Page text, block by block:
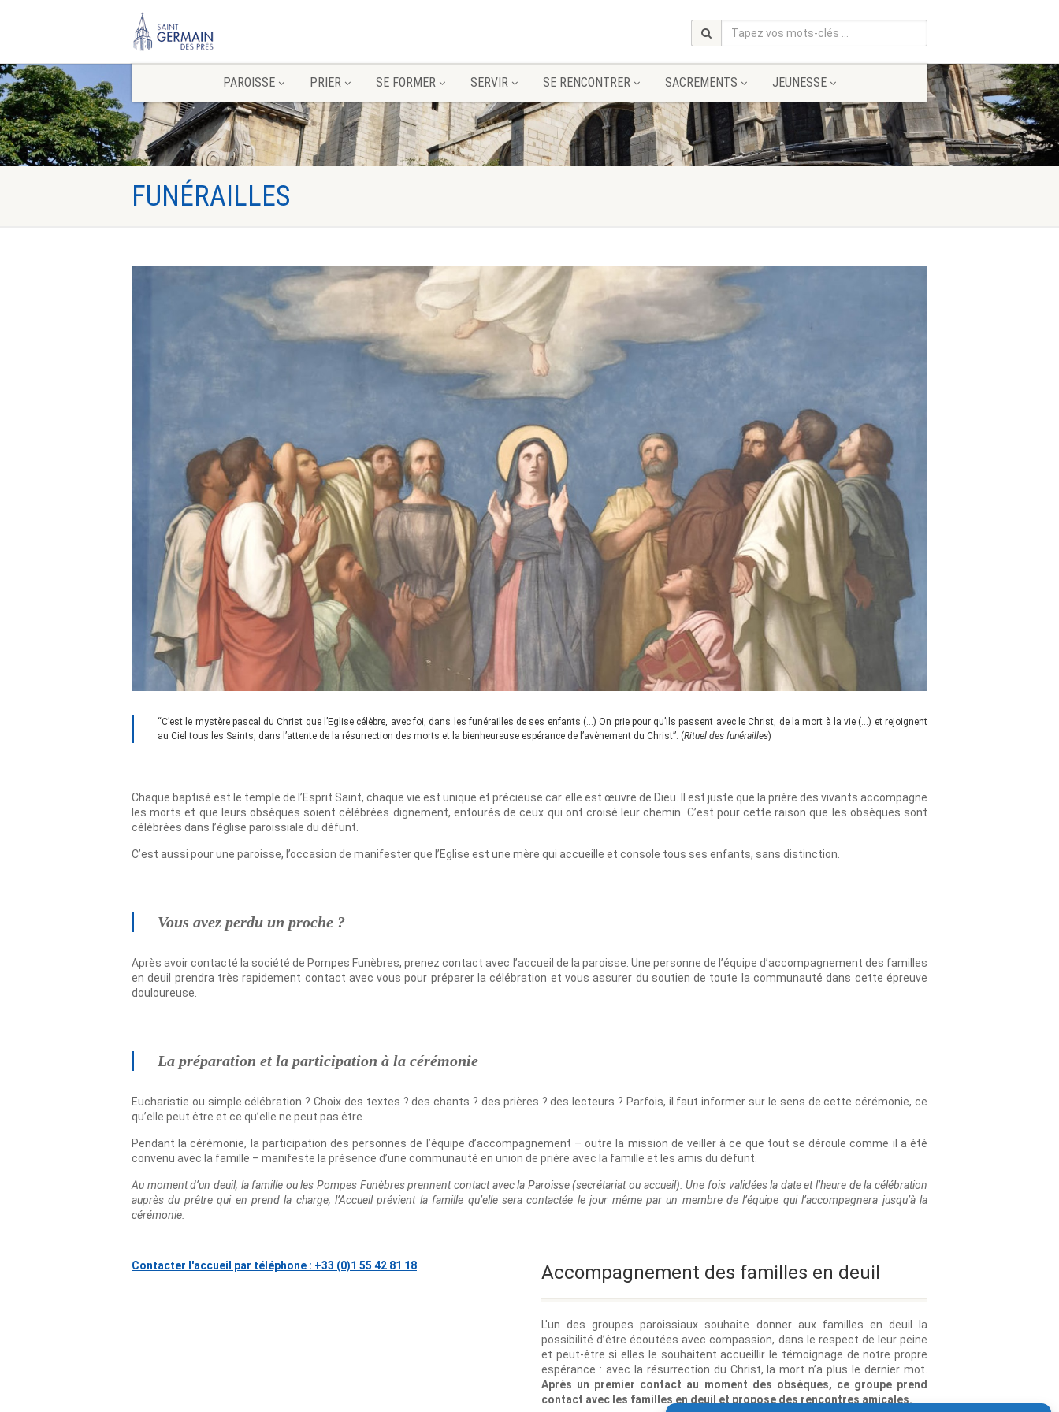
PAROISSE PRIER SE FORMER SERVIR SE RENCONTRER SACREMENTS JEUNESSE
FUNÉRAILLES
“C’est le mystère pascal du Christ que l’Eglise célèbre, avec foi, dans les funérailles de ses enfants (…) On prie pour qu’ils passent avec le Christ, de la mort à la vie (…) et rejoignent
au Ciel tous les Saints, dans l’attente de la résurrection des morts et la bienheureuse espérance de l’avènement du Christ”. (Rituel des funérailles)
Chaque baptisé est le temple de l’Esprit Saint, chaque vie est unique et précieuse car elle est œuvre de Dieu. Il est juste que la prière des vivants accompagne
les morts et que leurs obsèques soient célébrées dignement, entourés de ceux qui ont croisé leur chemin. C’est pour cette raison que les obsèques sont
célébrées dans l’église paroissiale du défunt.
C’est aussi pour une paroisse, l’occasion de manifester que l’Eglise est une mère qui accueille et console tous ses enfants, sans distinction.
Vous avez perdu un proche ?
Après avoir contacté la société de Pompes Funèbres, prenez contact avec l’accueil de la paroisse. Une personne de l’équipe d’accompagnement des familles
en deuil prendra très rapidement contact avec vous pour préparer la célébration et vous assurer du soutien de toute la communauté dans cette épreuve
douloureuse.
La préparation et la participation à la cérémonie
Eucharistie ou simple célébration ? Choix des textes ? des chants ? des prières ? des lecteurs ? Parfois, il faut informer sur le sens de cette cérémonie, ce
qu’elle peut être et ce qu’elle ne peut pas être.
Pendant la cérémonie, la participation des personnes de l’équipe d’accompagnement – outre la mission de veiller à ce que tout se déroule comme il a été
convenu avec la famille – manifeste la présence d’une communauté en union de prière avec la famille et les amis du défunt.
Au moment d’un deuil, la famille ou les Pompes Funèbres prennent contact avec la Paroisse (secrétariat ou accueil). Une fois validées la date et l’heure de la célébration
auprès du prêtre qui en prend la charge, l’Accueil prévient la famille qu’elle sera contactée le jour même par un membre de l’équipe qui l’accompagnera jusqu’à la
cérémonie.
Contacter l'accueil par téléphone : +33 (0)1 55 42 81 18 Accompagnement des familles en deuil
L'un des groupes paroissiaux souhaite donner aux familles en deuil la
possibilité d’être écoutées avec compassion, dans le respect de leur peine
et peut-être si elles le souhaitent accueillir le témoignage de notre propre
espérance : avec la résurrection du Christ, la mort n’a plus le dernier mot.
Après un premier contact au moment des obsèques, ce groupe prend
contact avec les familles en deuil et propose des rencontres amicales.